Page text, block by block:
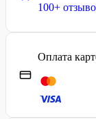
100+
Оплата